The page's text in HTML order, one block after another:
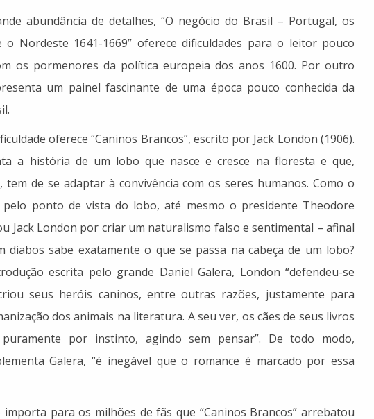
abundância de detalhes, “O negócio do Brasil – Portugal, os
o Nordeste 1641-1669” oferece dificuldades para o leitor pouco
os pormenores da política europeia dos anos 1600. Por outro
um painel fascinante de uma época pouco conhecida da
oferece “Caninos Brancos”, escrito por Jack London (1906).
a história de um lobo que nasce e cresce na floresta e que,
tem de se adaptar à convivência com os seres humanos. Como o
ponto de vista do lobo, até mesmo o presidente Theodore
Jack London por criar um naturalismo falso e sentimental – afinal
diabos sabe exatamente o que se passa na cabeça de um lobo?
escrita pelo grande Daniel Galera, London “defendeu-se
seus heróis caninos, entre outras razões, justamente para
dos animais na literatura. A seu ver, os cães de seus livros
por instinto, agindo sem pensar”. De todo modo,
Galera, “é inegável que o romance é marcado por essa
importa para os milhões de fãs que “Caninos Brancos” arrebatou